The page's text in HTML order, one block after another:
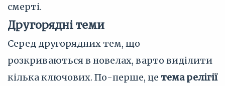
смерті.
Другорядні теми
Серед другорядних тем, що
розкриваються в новелах, варто виділити
кілька ключових. По-перше, це тема релігії